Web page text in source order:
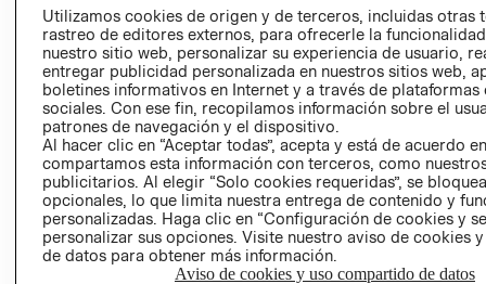
PRIVACIDAD
GIFT CARD
AVISO DE
COOKIES
Uruguay ($U)
Utilizamos cookies de origen y de terceros, incluidas otras
rastreo de editores externos, para ofrecerle la
nuestro sitio web, personalizar su experiencia de usuario,
entregar publicidad personalizada en nuestros sitios web,
boletines informativos en Internet y a través de plataformas
sociales. Con ese fin, recopilamos información sobre el
patrones de navegación y el dispositivo.
Al hacer clic en “Aceptar todas”, acepta y está de acuerdo
compartamos esta información con terceros, como
publicitarios. Al elegir “Solo cookies requeridas”, se
opcionales, lo que limita nuestra entrega de contenido y
personalizadas. Haga clic en “Configuración de cookies y
personalizar sus opciones. Visite nuestro aviso de cookies
de datos para obtener más información.
Aviso de cookies y uso compartido de datos